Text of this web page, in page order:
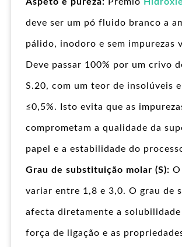
deve ser um pó fluido branco a
pálido, inodoro e sem impurezas
Deve passar 100% por um crivo
S.20, com um teor de insolúveis
≤0,5%. Isto evita que as
comprometam a qualidade da
papel e a estabilidade do
Grau de substituição molar (S):
variar entre 1,8 e 3,0. O grau de
afecta diretamente a solubilidade
força de ligação e as